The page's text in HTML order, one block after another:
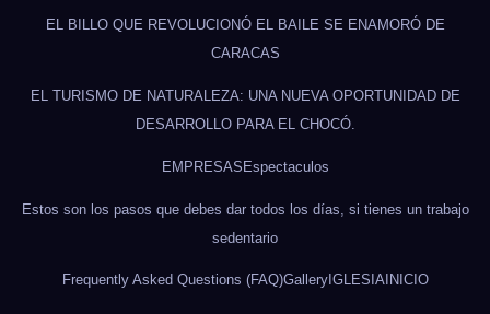
EL BILLO QUE REVOLUCIONÓ EL BAILE SE ENAMORÓ DE
CARACAS
EL TURISMO DE NATURALEZA: UNA NUEVA OPORTUNIDAD DE
DESARROLLO PARA EL CHOCÓ.
EMPRESASEspectaculos
Estos son los pasos que debes dar todos los días, si tienes un trabajo
sedentario
Frequently Asked Questions (FAQ)GalleryIGLESIAINICIO